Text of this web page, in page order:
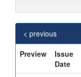
< previous
Preview
Issue
Date